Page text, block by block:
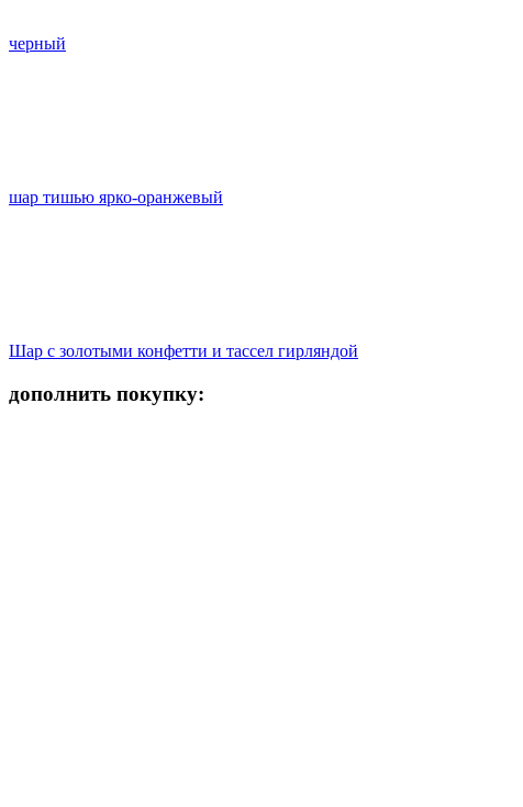
черный
шар тишью ярко-оранжевый
Шар с золотыми конфетти и тассел гирляндой
дополнить покупку: